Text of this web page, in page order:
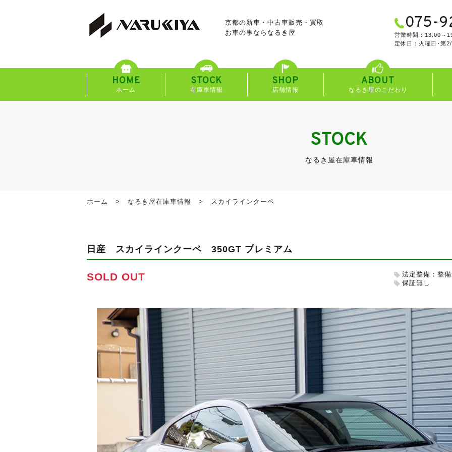
京都の新車・中古車販売・買取
お車の事なら なるき屋
075-
営業時間：13:00～
定休日：火曜日･第
HOME
ホーム
STOCK
在庫車情報
SHOP
店舗情報
ABOUT
なるき屋のこだわり
STOCK
なるき屋在庫車情報
ホーム なるき屋在庫車情報 スカイラインクーペ
日産 スカイラインクーペ 350GT プレミアム
SOLD OUT
法定整備：整
保証無し